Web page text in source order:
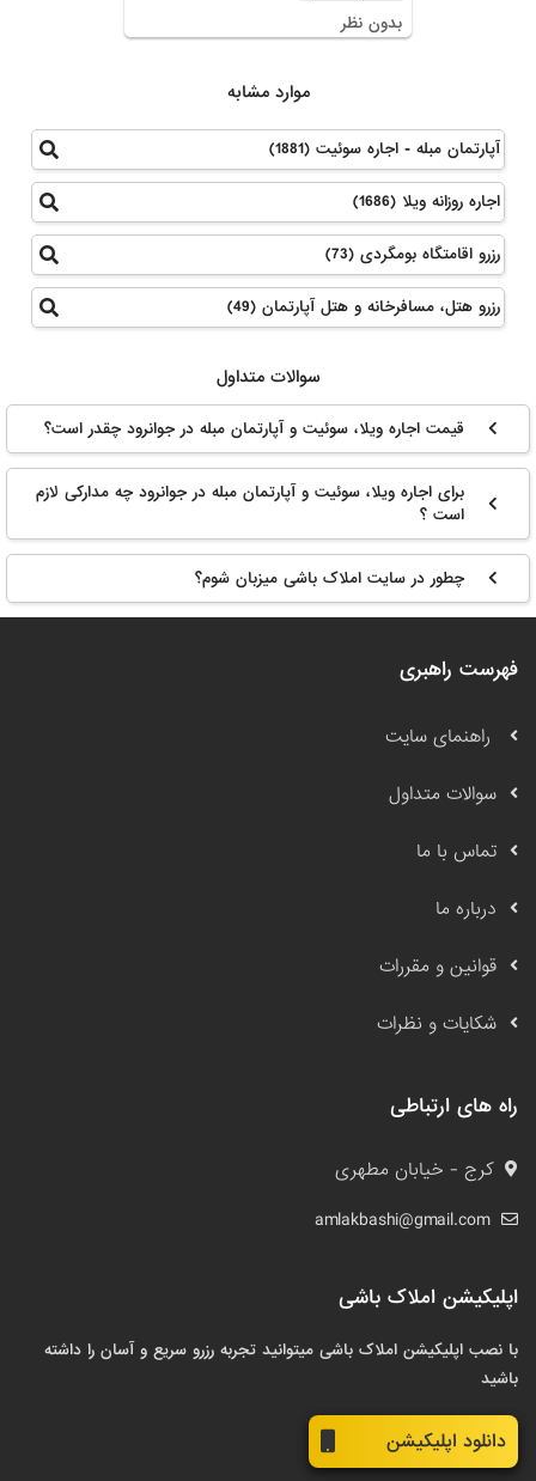
بدون نظر
موارد مشابه
آپارتمان مبله - اجاره سوئیت (1881)
اجاره روزانه ویلا (1686)
رزرو اقامتگاه بومگردی (73)
رزرو هتل، مسافرخانه و هتل آپارتمان (49)
سوالات متداول
قیمت اجاره ویلا، سوئیت و آپارتمان مبله در جوانرود چقدر است؟
برای اجاره ویلا، سوئیت و آپارتمان مبله در جوانرود چه مدارکی لازم
است ؟
چطور در سایت املاک باشی میزبان شوم؟
فهرست راهبری
راهنمای سایت
سوالات متداول
تماس با ما
درباره ما
قوانین و مقررات
شکایات و نظرات
راه های ارتباطی
کرج - خیابان مطهری
amlakbashi@gmail.com
اپلیکیشن املاک باشی
با نصب اپلیکیشن املاک باشی میتوانید تجربه رزرو سریع و آسان را داشته
باشید
دانلود اپلیکیشن